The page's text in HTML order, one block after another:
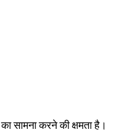
सामना करने की क्षमता है।